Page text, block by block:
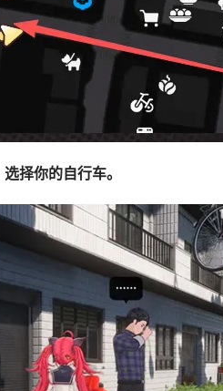
择你的自行车。